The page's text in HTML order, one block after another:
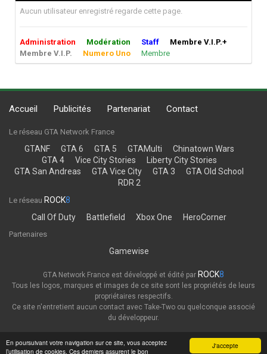
J'accepte
En poursuivant votre navigation sur ce site, vous acceptez
l’utilisation de cookies. Ces derniers assurent le bon
Aucun utilisateur enregistré regarde cette page.
Administration Modération Staff
Membre V.I.P.+
Membre V.I.P.
Numero Uno Membre
Accueil Publicités Partenariat Contact
Le réseau GTA Network France
GTANF GTA 6 GTA 5 GTAMulti
Chinatown Wars
GTA 4
Vice City Stories
Liberty City Stories
GTA San Andreas
GTA Vice City GTA 3
GTA Old School
RDR 2
Le réseau ROCK8
Call Of Duty
Battlefield Xbox One HeroCorner
Partenaires
Gamewise
GTA Network France est développé et édité par ROCK8
Tous les logos, marques et images de ce site sont les propriétés de leurs
propriétaires respectifs.
Ce site n'entretient aucun contact avec Take-Two ou quelconque associé
du développeur.
Thème Politique de confidentialité